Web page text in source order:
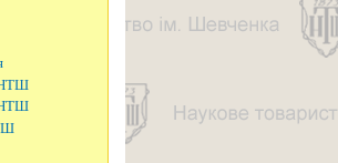
НТШ
НТШ